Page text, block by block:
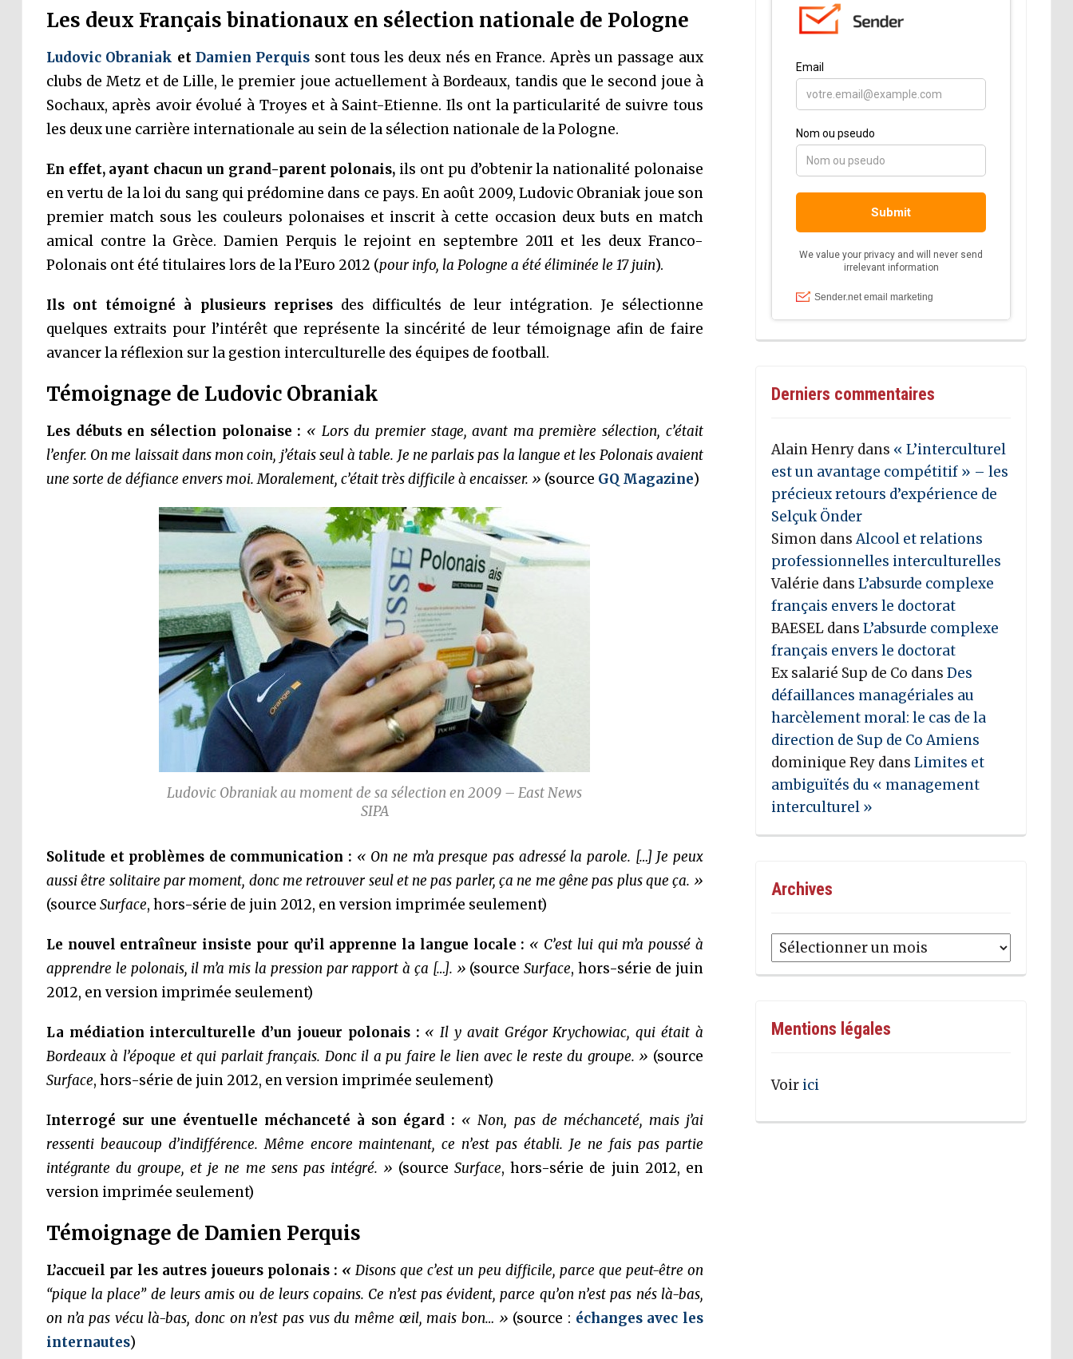
Les deux Français binationaux en sélection nationale de Pologne
Ludovic Obraniak et Damien Perquis sont tous les deux nés en France. Après un passage aux
clubs de Metz et de Lille, le premier joue actuellement à Bordeaux, tandis que le second joue à
Sochaux, après avoir évolué à Troyes et à Saint-Etienne. Ils ont la particularité de suivre tous
les deux une carrière internationale au sein de la sélection nationale de la Pologne.
En effet, ayant chacun un grand-parent polonais, ils ont pu d’obtenir la nationalité polonaise
en vertu de la loi du sang qui prédomine dans ce pays. En août 2009, Ludovic Obraniak joue son
premier match sous les couleurs polonaises et inscrit à cette occasion deux buts en match
amical contre la Grèce. Damien Perquis le rejoint en septembre 2011 et les deux Franco-
Polonais ont été titulaires lors de la l’Euro 2012 (pour info, la Pologne a été éliminée le 17 juin).
Ils ont témoigné à plusieurs reprisesdes difficultés de leur intégration. Je sélectionne
quelques extraits pour l’intérêt que représente la sincérité de leur témoignage afin de faire
avancer la réflexion sur la gestion interculturelle des équipes de football.
Témoignage de Ludovic Obraniak
Les débuts en sélection polonaise : « Lors du premier stage, avant ma première sélection, c’était
l’enfer. On me laissait dans mon coin, j’étais seul à table. Je ne parlais pas la langue et les Polonais avaient
une sorte de défiance envers moi. Moralement, c’était très difficile à encaisser. » (source GQ Magazine)
Ludovic Obraniak au moment de sa sélection en 2009 – East News
SIPA
Solitude et problèmes de communication : « On ne m’a presque pas adressé la parole. […] Je peux
aussi être solitaire par moment, donc me retrouver seul et ne pas parler, ça ne me gêne pas plus que ça. »
(source Surface, hors-série de juin 2012, en version imprimée seulement)
Le nouvel entraîneur insiste pour qu’il apprenne la langue locale : « C’est lui qui m’a poussé à
apprendre le polonais, il m’a mis la pression par rapport à ça […]. » (sourceSurface, hors-série de juin
2012, en version imprimée seulement)
La médiation interculturelle d’un joueur polonais : « Il y avait Grégor Krychowiac, qui était à
Bordeaux à l’époque et qui parlait français. Donc il a pu faire le lien avec le reste du groupe. » (source
Surface, hors-série de juin 2012, en version imprimée seulement)
Interrogé sur une éventuelle méchanceté à son égard : « Non, pas de méchanceté, mais j’ai
ressenti beaucoup d’indifférence. Même encore maintenant, ce n’est pas établi. Je ne fais pas partie
intégrante du groupe, et je ne me sens pas intégré. » (sourceSurface, hors-série de juin 2012, en
version imprimée seulement)
Témoignage de Damien Perquis
L’accueil par les autres joueurs polonais : «Disons que c’est un peu difficile, parce que peut-être on
“pique la place” de leurs amis ou de leurs copains. Ce n’est pas évident, parce qu’on n’est pas nés là-bas,
on n’a pas vécu là-bas, donc on n’est pas vus du même œil, mais bon… » (source : échanges avec les
internautes)
Derniers commentaires
Alain Henry dans « L’interculturel
est un avantage compétitif » – les
précieux retours d’expérience de
Selçuk Önder
Simon dansAlcool et relations
professionnelles interculturelles
Valérie dansL’absurde complexe
français envers le doctorat
BAESEL dansL’absurde complexe
français envers le doctorat
Ex salarié Sup de Co dansDes
défaillances managériales au
harcèlement moral: le cas de la
direction de Sup de Co Amiens
dominique Rey dansLimites et
ambiguïtés du « management
interculturel »
Archives
Archives
Mentions légales
Voir ici